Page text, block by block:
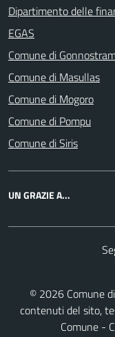
Dipartimento delle
EGAS
Comune di
Comune di Masullas
Comune di Mogoro
Comune di Pompu
Comune di Siris
UN GRAZIE A...
© 2026Comune di
contenuti del sito,
Comune -